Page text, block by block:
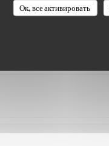
Ок, все активировать